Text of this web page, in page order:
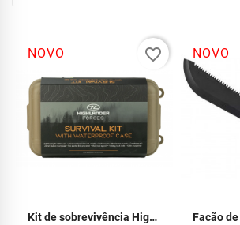
NOVO
Kit de sobrevivência Highlander
favorite_border NOVO